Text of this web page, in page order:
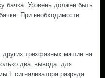
бачка. Уровень должен быть
При необходимости
трехфазных машин на
два. вывода: для
L сигнализатора разряда